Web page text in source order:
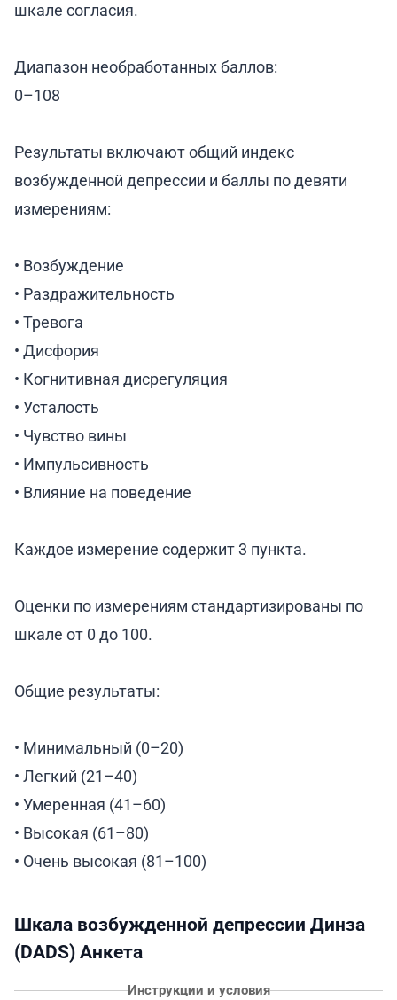
шкале согласия.
Диапазон необработанных баллов:
0–108
Результаты включают общий индекс
возбужденной депрессии и баллы по девяти
измерениям:
• Возбуждение
• Раздражительность
• Тревога
• Дисфория
• Когнитивная дисрегуляция
• Усталость
• Чувство вины
• Импульсивность
• Влияние на поведение
Каждое измерение содержит 3 пункта.
Оценки по измерениям стандартизированы по
шкале от 0 до 100.
Общие результаты:
• Минимальный (0–20)
• Легкий (21–40)
• Умеренная (41–60)
• Высокая (61–80)
• Очень высокая (81–100)
Шкала возбужденной депрессии Динза
(DADS) Анкета
Инструкции и условия